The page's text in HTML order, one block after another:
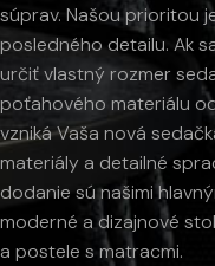
súprav. Našou prioritou
posledného detailu. Ak
určiť vlastný rozmer
poťahového materiálu
vzniká Vaša nová
materiály a detailné
dodanie sú našimi
moderné a dizajnové
a postele s matracmi.